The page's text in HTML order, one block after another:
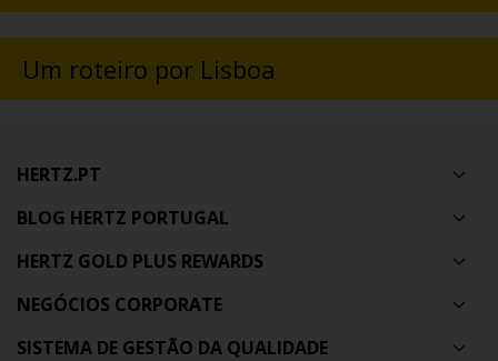
Um roteiro por Lisboa
HERTZ.PT
BLOG HERTZ PORTUGAL
HERTZ GOLD PLUS REWARDS
NEGÓCIOS CORPORATE
SISTEMA DE GESTÃO DA QUALIDADE